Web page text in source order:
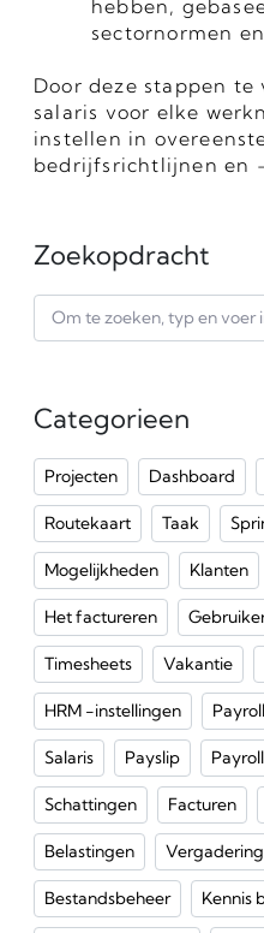
hebben,
sectornormen
Door deze stappen
salaris voor elke
instellen in
bedrijfsrichtlijnen en
Zoekopdracht
Categorieen
Projecten Dashboard
Routekaart Taak
Mogelijkheden Klanten
Het factureren
Timesheets Vakantie
HRM -instellingen
Salaris Payslip
Schattingen Facturen
Belastingen
Bestandsbeheer Kennis